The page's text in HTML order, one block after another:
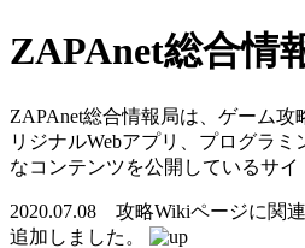
ZAPAnet総合情
ZAPAnet総合情報局は、ゲーム
リジナルWebアプリ、プログラ
なコンテンツを公開しているサイ
2020.07.08 攻略Wikiページに関
追加しました。